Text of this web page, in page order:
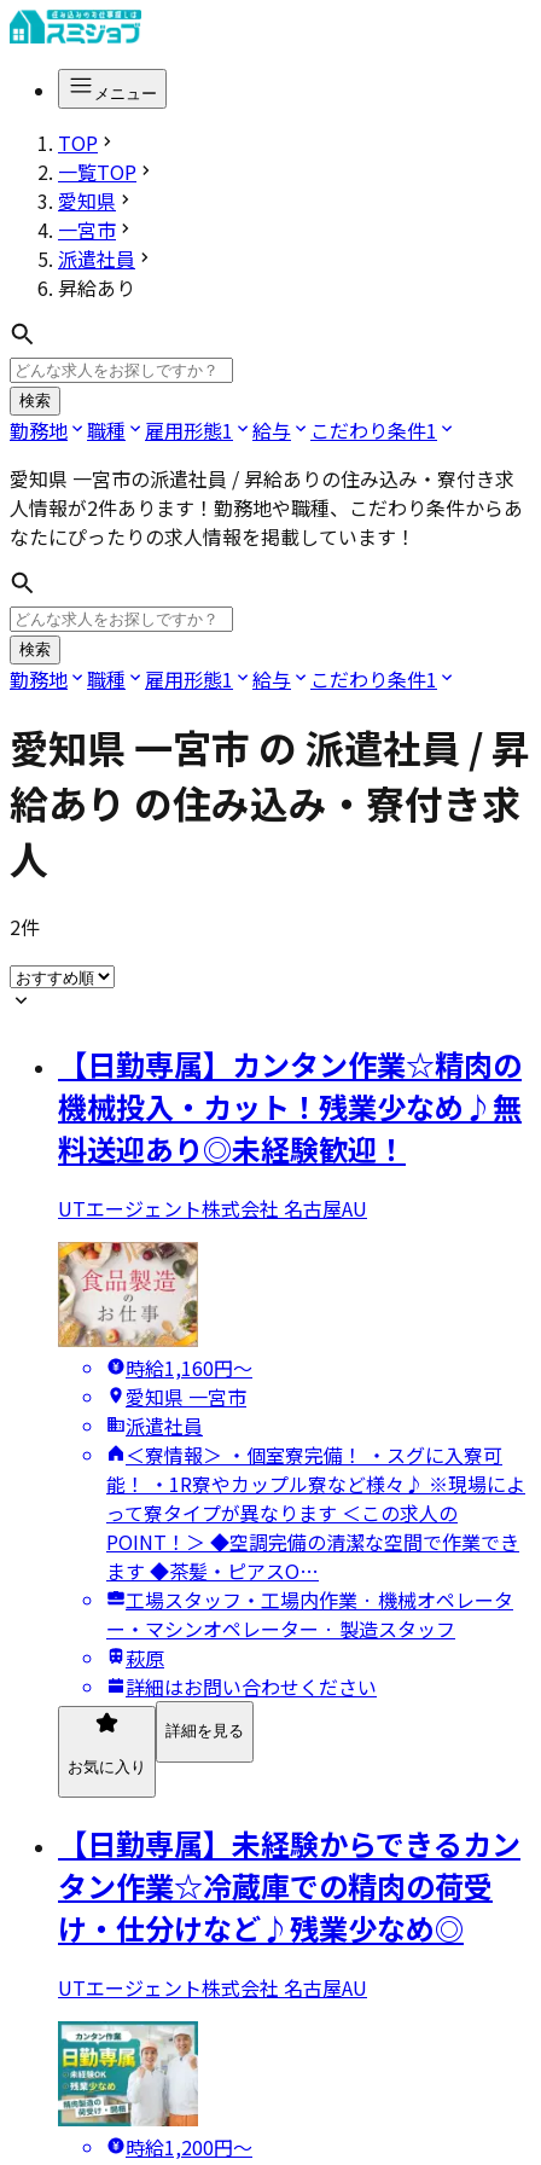
メニュー
TOP
一覧TOP
愛知県
一宮市
派遣社員
昇給あり
検索
勤務地 職種 雇用形態1 給与 こだわり条件1
愛知県 一宮市の派遣社員 / 昇給ありの住み込み・寮付き求
人情報が2件あります！勤務地や職種、こだわり条件からあ
なたにぴったりの求人情報を掲載しています！
検索
勤務地 職種 雇用形態1 給与 こだわり条件1
愛知県 一宮市 の派遣社員 / 昇
給あり の住み込み・寮付き求
人
2件
【日勤専属】カンタン作業☆精肉の
機械投入・カット！残業少なめ♪無
料送迎あり◎未経験歓迎！
UTエージェント株式会社 名古屋AU
時給1,160円〜
愛知県 一宮市
派遣社員
＜寮情報＞ ・個室寮完備！ ・スグに入寮可
能！ ・1R寮やカップル寮など様々♪ ※現場によ
って寮タイプが異なります ＜この求人の
POINT！＞ ◆空調完備の清潔な空間で作業でき
ます ◆茶髪・ピアスO…
工場スタッフ・工場内作業 · 機械オペレータ
ー・マシンオペレーター · 製造スタッフ
萩原
詳細はお問い合わせください
お気に入り
詳細を見る
【日勤専属】未経験からできるカン
タン作業☆冷蔵庫での精肉の荷受
け・仕分けなど♪残業少なめ◎
UTエージェント株式会社 名古屋AU
時給1,200円〜